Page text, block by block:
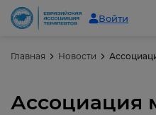
Войти
Главная Новости
Ассоциация